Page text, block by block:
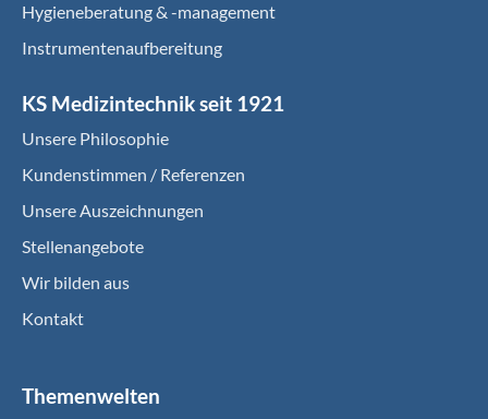
Hygieneberatung & -management
Instrumentenaufbereitung
KS Medizintechnik seit 1921
Unsere Philosophie
Kundenstimmen / Referenzen
Unsere Auszeichnungen
Stellenangebote
Wir bilden aus
Kontakt
Themenwelten